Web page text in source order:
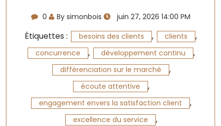
0 By simonbois juin 27, 2026 14:00 PM
Étiquettes : besoins des clients , clients ,
concurrence , développement continu ,
différenciation sur le marché ,
écoute attentive ,
engagement envers la satisfaction client ,
excellence du service ,